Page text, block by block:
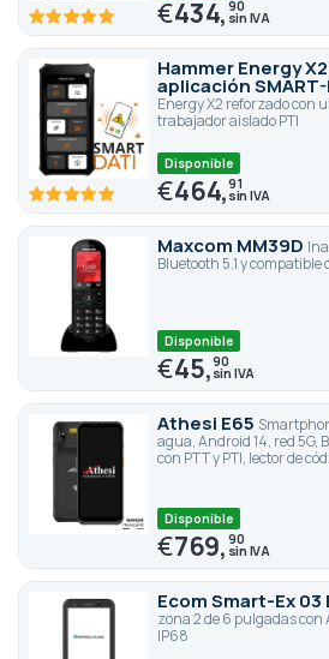
100 100 €434,90
Hammer Energy
aplicación SMART-
Energy X2 reforzado con
trabajador aislado PTI
100 100
Disponible
€464,91
Maxcom MM39D
Bluetooth 5.1 y compatible
Disponible
€45,90
Athesi E65
agua, Android 14, red 5G,
con PTT y PTI, lector de
Disponible
€769,90
Ecom Smart-Ex 03
zona 2 de 6 pulgadas
IP68